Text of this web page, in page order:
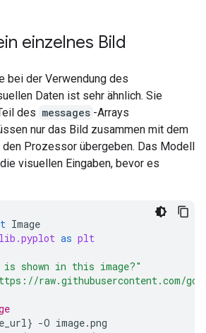
(Self-Correction/Identity
the most direct answer
the components and bonding.
for other possible
formula" can be interpreted in
common interpretations:
Formula (The Most Common Answer)
chemical formula for water is:
the element **Hydrogen**.
einzelnes Bild
bei der Verwendung des
Daten ist sehr ähnlich. Sie
des messages -Arrays
nur das Bild zusammen mit dem
Prozessor übergeben. Das Modell
visuellen Eingaben, bevor es
Image
as plt
is shown in this image?"
raw.githubusercontent.com/
} -O image.png